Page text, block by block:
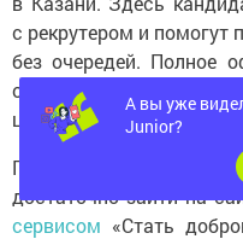
с рекрутером и
без очередей. Полное
около суток, на
центре он сможет
Подать заявление
достаточно зайти на
сервисом«Стать
А вы уже
Junior?